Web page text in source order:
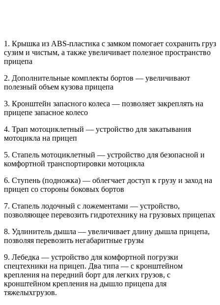
1. Крышка из ABS-пластика с замком помогает сохранить груз
сузим и чистым, а также увеличивает полезное пространство
прицепа
2. Дополнительные комплекты бортов — увеличивают
полезный объем кузова прицепа
3. Кронштейн запасного колеса — позволяет закреплять на
прицепе запасное колесо
4. Трап мотоциклетный — устройство для закатывания
мотоцикла на прицеп
5. Стапель мотоциклетный — устройство для безопасной и
комфортной транспортировки мотоцикла
6. Ступень (подножка) — облегчает доступ к грузу и заход на
прицеп со стороны боковых бортов
7. Стапель лодочный с ложементами — устройство,
позволяющее перевозить гидротехнику на грузовых прицепах
8. Удлинитель дышла — увеличивает длину дышла прицепа,
позволяя перевозить негабаритные грузы
9. Лебедка — устройство для комфортной погрузки
спецтехники на прицеп. Два типа — с кронштейном
крепления на передний борт для легких грузов, с
кронштейном крепления на дышло прицепа для
тяжелыхгрузов.